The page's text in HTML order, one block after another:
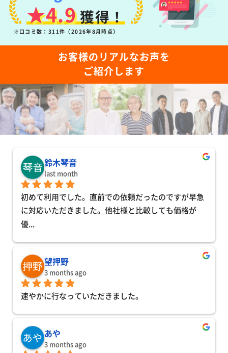
★4.9獲得！
※口コミ数：311件（2026年8月時点）
お客様のリアルなお声を
ご紹介します
鈴木琴音
last month
初めて利用でした。直前での依頼だったのですが早急
に対応いただきました。他社様と比較しても価格が
優...
望押野
3 months ago
速やかに行なっていただきました。
あや
3 months ago